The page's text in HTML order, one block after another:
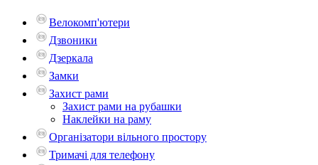
Велокомп'ютери
Дзвоники
Дзеркала
Замки
Захист рами
Захист рами на рубашки
Наклейки на раму
Організатори вільного простору
Тримачі для телефону